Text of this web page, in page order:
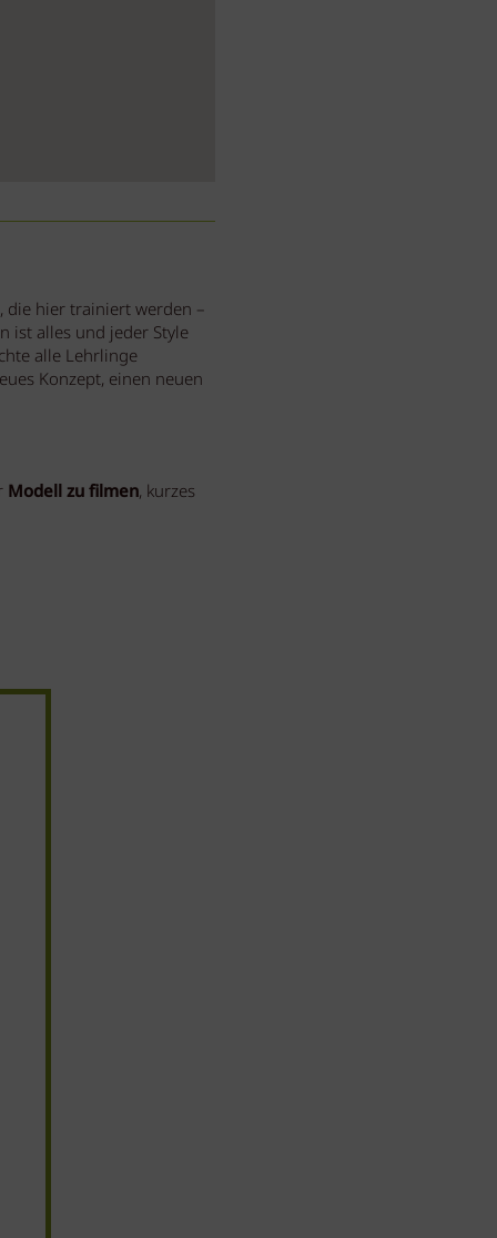
die hier trainiert werden –
ist alles und jeder Style
alle Lehrlinge
Konzept, einen neuen
Modell zu filmen, kurzes